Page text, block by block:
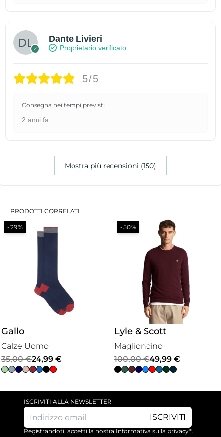
Dante Livieri
Proprietario verificato
5/5
Consegna nei tempi previsti
2 anni fa
Mostra più recensioni (150)
PRODOTTI CORRELATI
-29%
Gallo
Calze Uomo
35,00€
Il
prezzo
35,00 €.
24,99 €
Il
prezzo
24,99 €.
-50%
Lyle & Scott
Maglioncino
100,00€
Il
prezzo
49,99 €
Il
prezzo
ISCRIVITI ALLA NEWSLETTER
ISCRIVITI
Registrandoti, accetti la nostra Informativa sulla privacy*.